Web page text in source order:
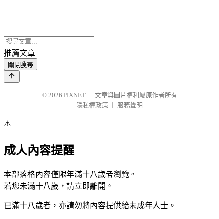
推薦文章
關閉搜尋
© 2026 PIXNET
文章與圖片權利屬原作者所有
隱私權政策
服務聲明
⚠️
成人內容提醒
本部落格內容僅限年滿十八歲者瀏覽。
若您未滿十八歲，請立即離開。
已滿十八歲者，亦請勿將內容提供給未成年人士。